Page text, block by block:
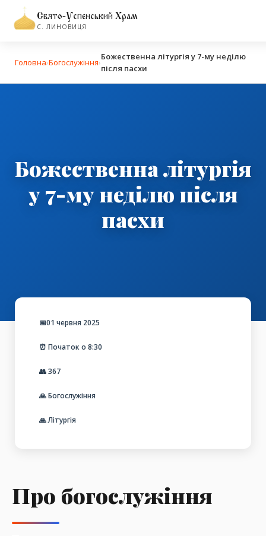
Свято-Успенський Храм
С. ЛИНОВИЦЯ
Головна›Богослужіння›
Божественна літургія у 7-му неділю
після пасхи
Божественна літургія
у 7-му неділю після
пасхи
📅01 червня 2025
⏰ Початок о 8:30
👥367
🙏 Богослужіння
🙏 Літургія
Про богослужіння